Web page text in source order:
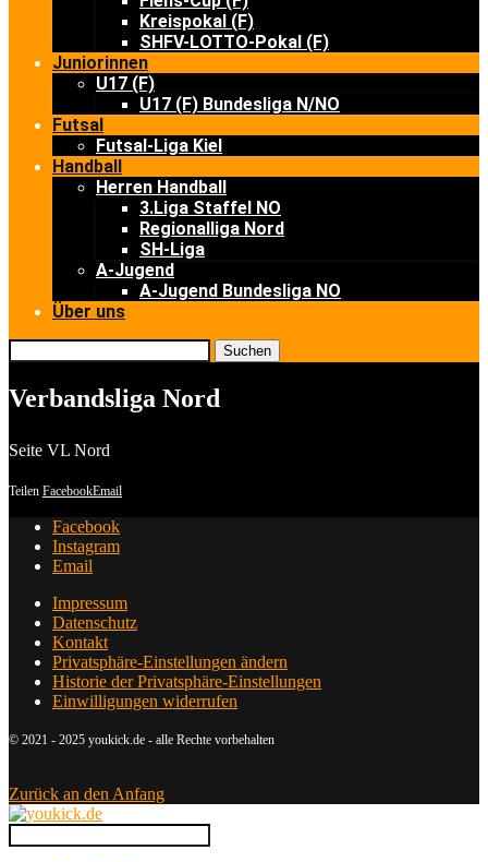
Kreispokal (F)
SHFV-LOTTO-Pokal (F)
Juniorinnen
U17 (F)
U17 (F) Bundesliga N/NO
Futsal
Futsal-Liga Kiel
Handball
Herren Handball
3.Liga Staffel NO
Regionalliga Nord
SH-Liga
A-Jugend
A-Jugend Bundesliga NO
Über uns
Suchen
Verbandsliga Nord
Seite VL Nord
Teilen FacebookEmail
Facebook
Instagram
Email
Impressum
Datenschutz
Kontakt
Privatsphäre-Einstellungen ändern
Historie der Privatsphäre-Einstellungen
Einwilligungen widerrufen
© 2021 - 2025 youkick.de - alle Rechte vorbehalten
Zurück an den Anfang